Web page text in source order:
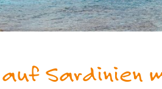
auf Sardinien